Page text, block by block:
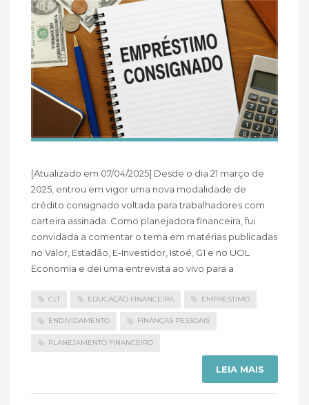
[Atualizado em 07/04/2025] Desde o dia 21 março de
2025, entrou em vigor uma nova modalidade de
crédito consignado voltada para trabalhadores com
carteira assinada. Como planejadora financeira, fui
convidada a comentar o tema em matérias publicadas
no Valor, Estadão, E-Investidor, Istoé, G1 e no UOL
Economia e dei uma entrevista ao vivo para a
CLT EDUCAÇÃO FINANCEIRA EMPRESTIMO
ENDIVIDAMENTO FINANÇAS PESSOAIS
PLANEJAMENTO FINANCEIRO
LEIA MAIS